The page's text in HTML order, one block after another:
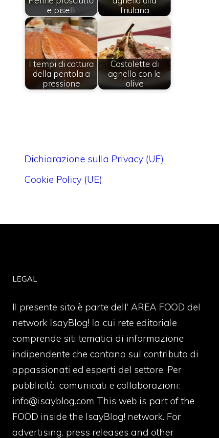
e piselli
friulana
I tempi di cottura
della pentola a
pressione
Costolette di
agnello con le
olive
Dichiarazione sulla Privacy (UE)
Cookie Policy (UE)
LEGAL
Il presente sito è parte dell' AREA FOOD del
network IsayBlog! la cui rete editoriale
comprende siti tematici di informazione
indipendente che contano sul contributo di
appassionati ed esperti del settore. Per
pubblicità, comunicati e collaborazioni:
info@isayblog.com This web is part of the
FOOD inside the IsayBlog! network. For
advertising, press releases and other